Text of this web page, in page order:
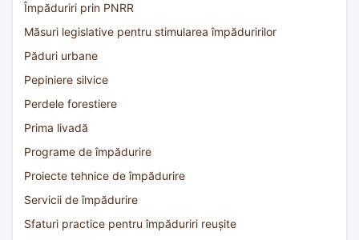
Împăduriri prin PNRR
Măsuri legislative pentru stimularea împăduririlor
Păduri urbane
Pepiniere silvice
Perdele forestiere
Prima livadă
Programe de împădurire
Proiecte tehnice de împădurire
Servicii de împădurire
Sfaturi practice pentru împăduriri reușite